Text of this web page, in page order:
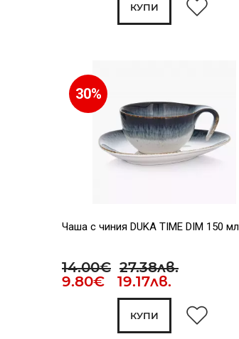
КУПИ
30%
Чаша с чиния DUKA TIME DIM 150 мл.
14.00€ 27.38лв.
9.80€ 19.17лв.
КУПИ